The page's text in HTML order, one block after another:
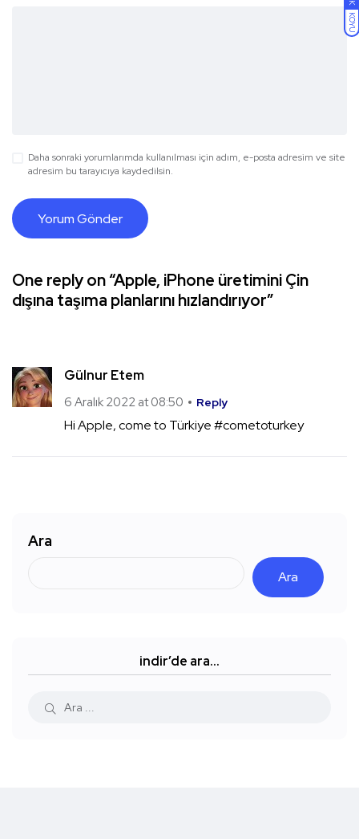
KOYU
Daha sonraki yorumlarımda kullanılması için adım, e-posta adresim ve site
adresim bu tarayıcıya kaydedilsin.
One reply on “Apple, iPhone üretimini Çin
dışına taşıma planlarını hızlandırıyor”
Gülnur Etem
6 Aralık 2022 at 08:50 Reply
Hi Apple, come to Türkiye #cometoturkey
Ara
Ara
indir’de ara…